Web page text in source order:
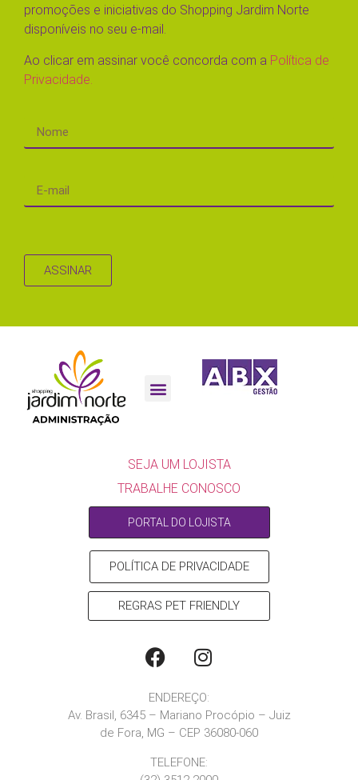
promoções e iniciativas do Shopping Jardim Norte
disponíveis no seu e-mail.
Ao clicar em assinar você concorda com a Política de
Privacidade.
ASSINAR
SEJA UM LOJISTA
TRABALHE CONOSCO
PORTAL DO LOJISTA
POLÍTICA DE PRIVACIDADE
REGRAS PET FRIENDLY
ENDEREÇO:
Av. Brasil, 6345 – Mariano Procópio – Juiz
de Fora, MG – CEP 36080-060
TELEFONE: